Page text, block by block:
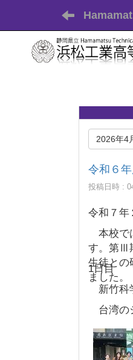
2026年4
令和６
投稿日時 :
令和７年
本校で
す。第Ⅲ
生徒との
ました。
1日目
新竹科
台湾の